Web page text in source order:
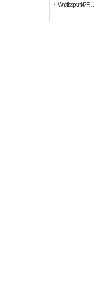
What is sprunki? F…